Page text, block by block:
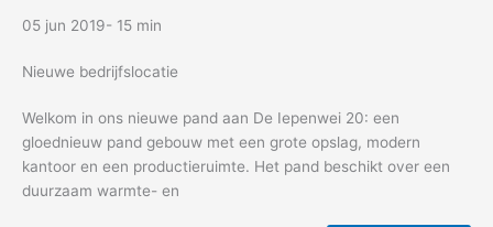
05 jun 2019- 15 min
Nieuwe bedrijfslocatie
Welkom in ons nieuwe pand aan De Iepenwei 20: een
gloednieuw pand gebouw met een grote opslag, modern
kantoor en een productieruimte. Het pand beschikt over een
duurzaam warmte- en